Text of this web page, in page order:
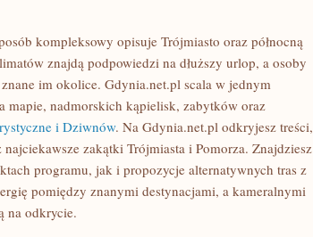
kompleksowy opisuje Trójmiasto oraz północną
znajdą podpowiedzi na dłuższy urlop, a osoby
im okolice. Gdynia.net.pl scala w jednym
mapie, nadmorskich kąpielisk, zabytków oraz
i Dziwnów. Na Gdynia.net.pl odkryjesz treści,
zakątki Trójmiasta i Pomorza. Znajdziesz
programu, jak i propozycje alternatywnych tras z
pomiędzy znanymi destynacjami, a kameralnymi
na odkrycie.